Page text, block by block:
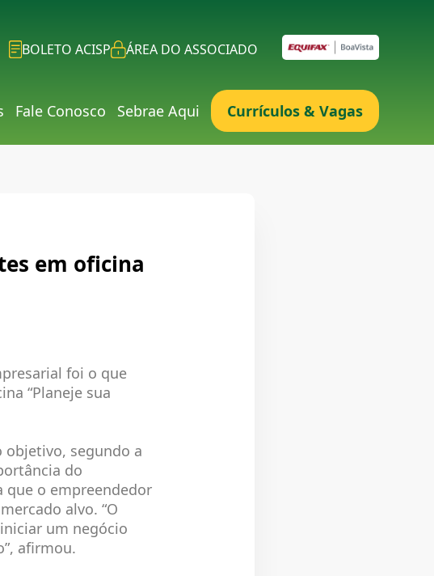
BOLETO ACISP ÁREA DO ASSOCIADO
Fale Conosco Sebrae Aqui Currículos & Vagas
em oficina
foi o que
“Planeje sua
objetivo, segundo a
do
que o empreendedor
alvo. “O
um negócio
afirmou.